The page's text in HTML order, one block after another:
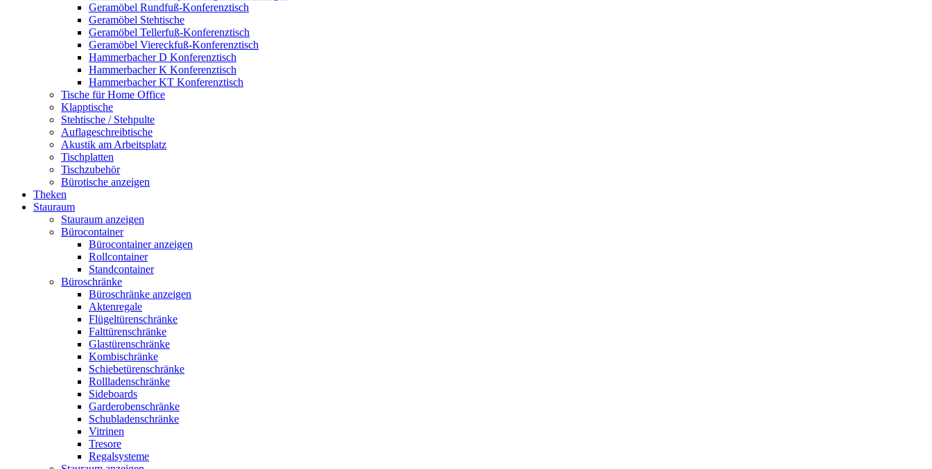
Geramöbel Rundfuß-Konferenztisch
Geramöbel Stehtische
Geramöbel Tellerfuß-Konferenztisch
Geramöbel Viereckfuß-Konferenztisch
Hammerbacher D Konferenztisch
Hammerbacher K Konferenztisch
Hammerbacher KT Konferenztisch
Tische für Home Office
Klapptische
Stehtische / Stehpulte
Auflageschreibtische
Akustik am Arbeitsplatz
Tischplatten
Tischzubehör
Bürotische anzeigen
Theken
Stauraum
Stauraum anzeigen
Bürocontainer
Bürocontainer anzeigen
Rollcontainer
Standcontainer
Büroschränke
Büroschränke anzeigen
Aktenregale
Flügeltürenschränke
Falttürenschränke
Glastürenschränke
Kombischränke
Schiebetürenschränke
Rollladenschränke
Sideboards
Garderobenschränke
Schubladenschränke
Vitrinen
Tresore
Regalsysteme